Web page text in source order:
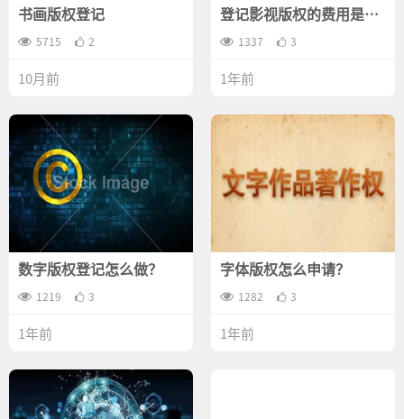
书画版权登记
5715 2
10月前
登记影视版权的费用是多
少？
1337 3
1年前
数字版权登记怎么做？
1219 3
1年前
字体版权怎么申请？
1282 3
1年前